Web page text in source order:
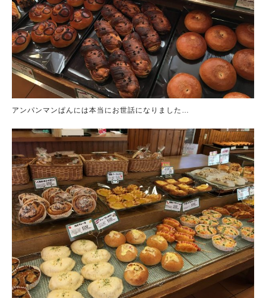
アンパンマンぱんには本当にお世話になりました…